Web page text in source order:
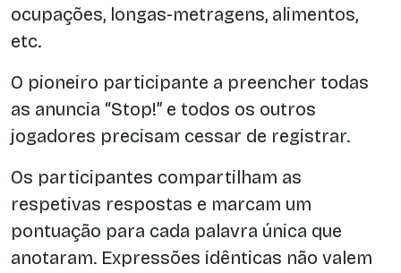
ocupações, longas-metragens, alimentos,
etc.
O pioneiro participante a preencher todas
as anuncia “Stop!” e todos os outros
jogadores precisam cessar de registrar.
Os participantes compartilham as
respetivas respostas e marcam um
pontuação para cada palavra única que
anotaram. Expressões idênticas não valem